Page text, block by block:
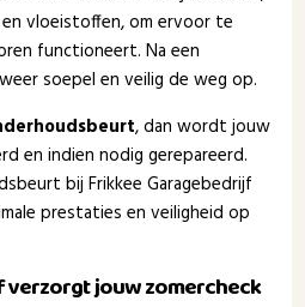
en vloeistoffen, om ervoor te
functioneert. Na een
soepel en veilig de weg op.
, dan wordt jouw
en indien nodig gerepareerd.
bij Frikkee Garagebedrijf
prestaties en veiligheid op
verzorgt jouw zomercheck